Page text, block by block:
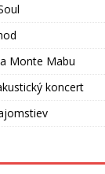
Monte Mabu
koncert